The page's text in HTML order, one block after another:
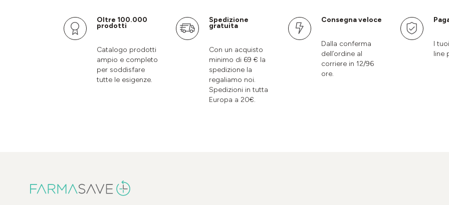
Oltre 100.000
prodotti
Catalogo prodotti
ampio e completo
per soddisfare
tutte le esigenze.
Spedizione
gratuita
Con un acquisto
minimo di 69 € la
spedizione la
regaliamo noi.
Spedizioni in tutta
Europa a 20€.
Consegna veloce
Dalla conferma
dell’ordine al
corriere in 12/96
ore.
I
line